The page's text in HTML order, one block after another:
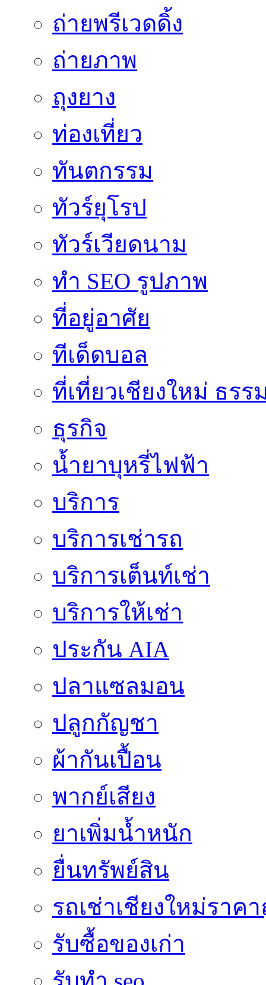
ถ่ายพรีเวดดิ้ง
ถ่ายภาพ
ถุงยาง
ท่องเที่ยว
ทันตกรรม
ทัวร์ยุโรป
ทัวร์เวียดนาม
ทำ SEO รูปภาพ
ที่อยู่อาศัย
ทีเด็ดบอล
ที่เที่ยวเชียงใหม่ ธรร
ธุรกิจ
น้ำยาบุหรี่ไฟฟ้า
บริการ
บริการเช่ารถ
บริการเต็นท์เช่า
บริการให้เช่า
ประกัน AIA
ปลาแซลมอน
ปลูกกัญชา
ผ้ากันเปื้อน
พากย์เสียง
ยาเพิ่มน้ำหนัก
ยื่นทรัพย์สิน
รถเช่าเชียงใหม่ราค
รับซื้อของเก่า